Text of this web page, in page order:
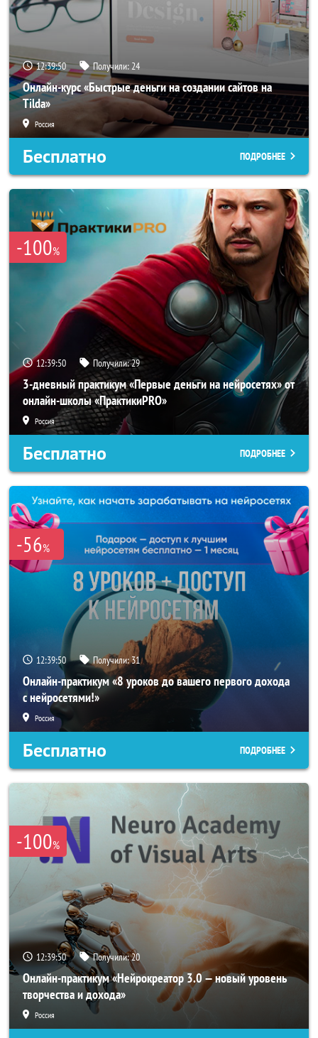
12:39:49 Получили:24
Онлайн-курс «Быстрые деньги на создании сайтов на
Tilda»
Россия
Бесплатно ПОДРОБНЕЕ
-100%
12:39:49 Получили:29
3-дневный практикум «Первые деньги на нейросетях» от
онлайн-школы «ПрактикиPRO»
Россия
Бесплатно ПОДРОБНЕЕ
-56%
12:39:49 Получили:31
Онлайн-практикум «8 уроков до вашего первого дохода
с нейросетями!»
Россия
Бесплатно ПОДРОБНЕЕ
-100%
12:39:49 Получили:20
Онлайн-практикум «Нейрокреатор 3.0 — новый уровень
творчества и дохода»
Россия